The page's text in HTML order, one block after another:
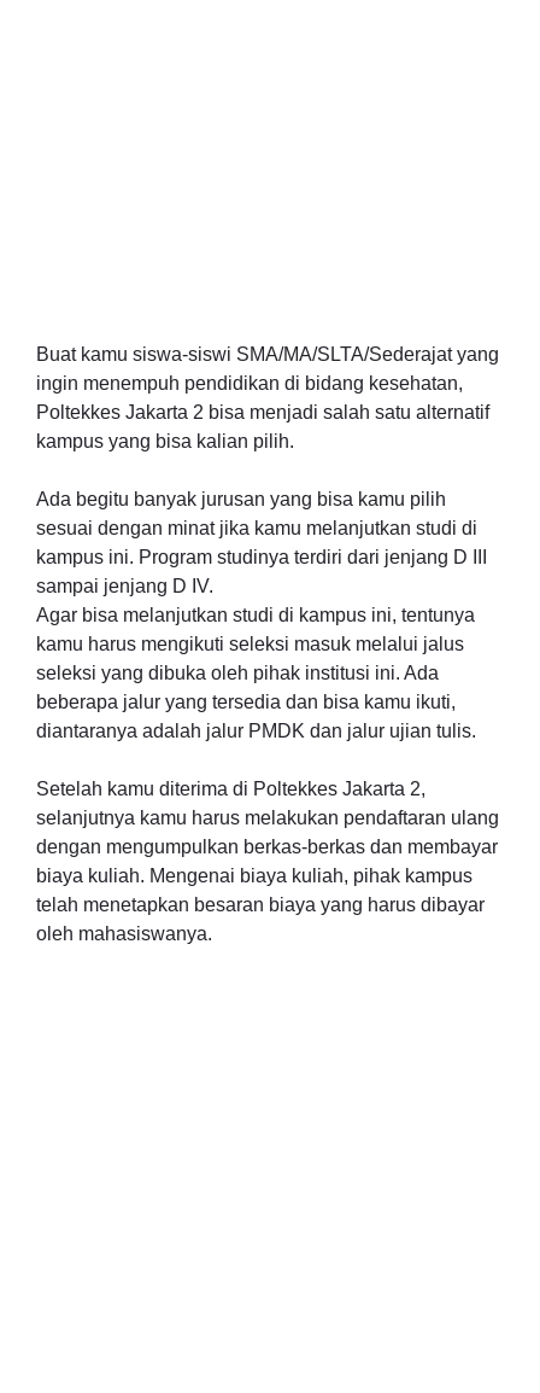
Buat kamu siswa-siswi SMA/MA/SLTA/Sederajat yang
ingin menempuh pendidikan di bidang kesehatan,
Poltekkes Jakarta 2 bisa menjadi salah satu alternatif
kampus yang bisa kalian pilih.
Ada begitu banyak jurusan yang bisa kamu pilih
sesuai dengan minat jika kamu melanjutkan studi di
kampus ini. Program studinya terdiri dari jenjang D III
sampai jenjang D IV.
Agar bisa melanjutkan studi di kampus ini, tentunya
kamu harus mengikuti seleksi masuk melalui jalus
seleksi yang dibuka oleh pihak institusi ini. Ada
beberapa jalur yang tersedia dan bisa kamu ikuti,
diantaranya adalah jalur PMDK dan jalur ujian tulis.
Setelah kamu diterima di Poltekkes Jakarta 2,
selanjutnya kamu harus melakukan pendaftaran ulang
dengan mengumpulkan berkas-berkas dan membayar
biaya kuliah. Mengenai biaya kuliah, pihak kampus
telah menetapkan besaran biaya yang harus dibayar
oleh mahasiswanya.